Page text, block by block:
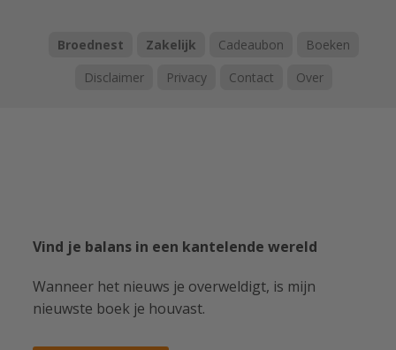
Broednest Zakelijk Cadeaubon
Boeken
Disclaimer
Privacy Contact Over
Vind je balans in een kantelende wereld
Wanneer het nieuws je overweldigt, is mijn
nieuwste boek je houvast.